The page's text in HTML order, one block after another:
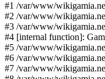
#1 /var/www/
#2 /var/www/
#3 /var/www/
#4 [internal function]:
#5 /var/www/
#6 /var/www/
#7 /var/www/